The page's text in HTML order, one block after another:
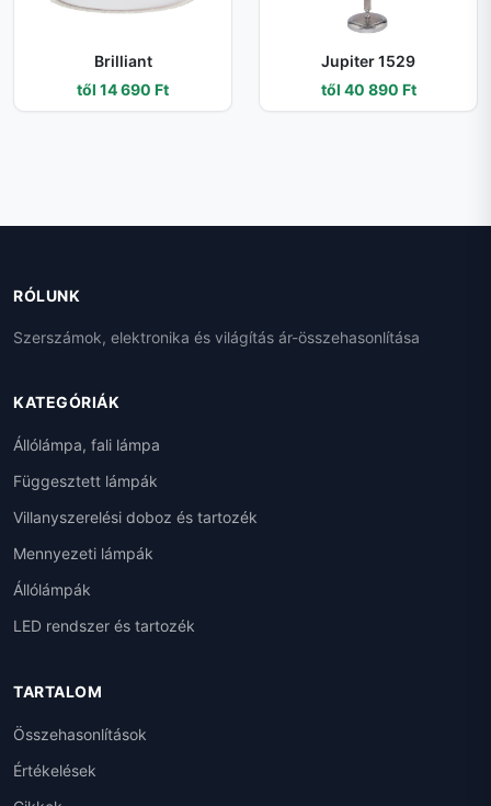
Brilliant
től 14 690 Ft
Jupiter 1529
től 40 890 Ft
RÓLUNK
Szerszámok, elektronika és világítás ár-összehasonlítása
KATEGÓRIÁK
Állólámpa, fali lámpa
Függesztett lámpák
Villanyszerelési doboz és tartozék
Mennyezeti lámpák
Állólámpák
LED rendszer és tartozék
TARTALOM
Összehasonlítások
Értékelések